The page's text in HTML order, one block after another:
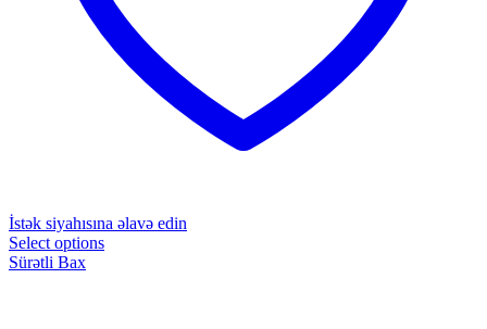
İstək siyahısına əlavə edin
Select options
Sürətli Bax